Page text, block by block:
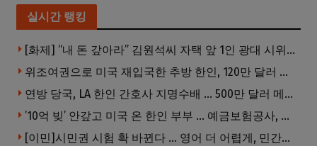
실시간 랭킹
[화제] “내 돈 갚아라” 김원석씨 자택 앞 1인 광대 시위 … 한인 투자사, “108만 달러 못받아”
위조여권으로 미국 재입국한 추방 한인, 120만 달러 은행 사기 행각
연방 당국, LA 한인 간호사 지명수배 … 500만 달러 메디캐어 사기, 선고 직전 한국 도주
’10억 빚’ 안갚고 미국 온 한인 부부 … 예금보험공사, 미국서 소송
[이민]시민권 시험 확 바뀐다 … 영어 더 어렵게, 민간시험 도입 추진